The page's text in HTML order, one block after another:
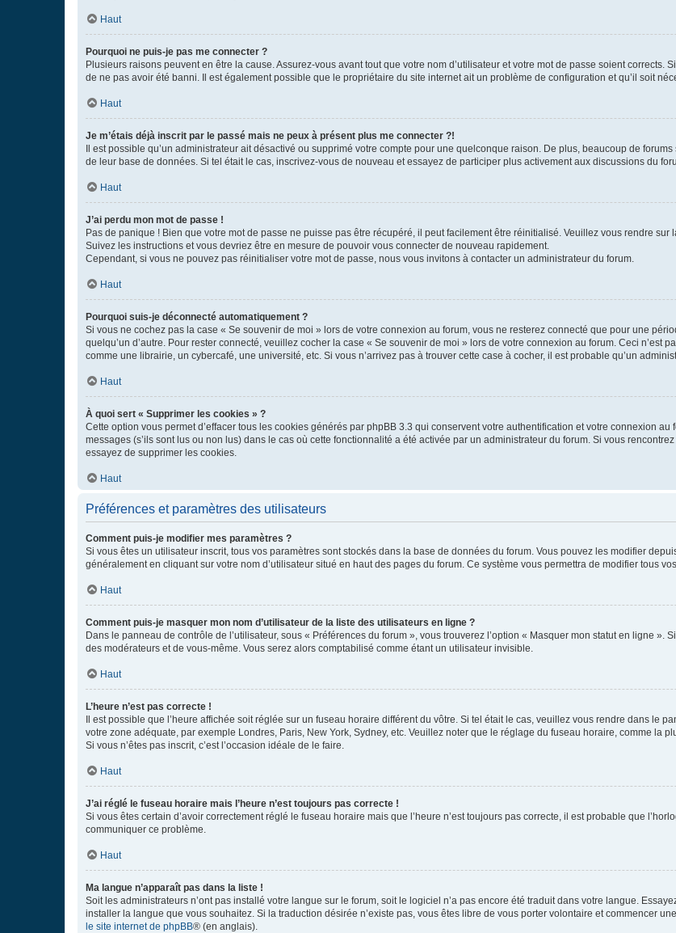
Haut
Pourquoi ne puis-je pas me connecter ?
Plusieurs raisons peuvent en être la cause. Assurez-vous avant tout que votre nom d’utilisateur et votre mot de passe soient corrects.
de ne pas avoir été banni. Il est également possible que le propriétaire du site internet ait un problème de configuration et qu’il soit
Haut
Je m’étais déjà inscrit par le passé mais ne peux à présent plus me connecter ?!
Il est possible qu’un administrateur ait désactivé ou supprimé votre compte pour une quelconque raison. De plus, beaucoup de
de leur base de données. Si tel était le cas, inscrivez-vous de nouveau et essayez de participer plus activement aux discussions du
Haut
J’ai perdu mon mot de passe !
Pas de panique ! Bien que votre mot de passe ne puisse pas être récupéré, il peut facilement être réinitialisé. Veuillez vous rendre sur
Suivez les instructions et vous devriez être en mesure de pouvoir vous connecter de nouveau rapidement.
Cependant, si vous ne pouvez pas réinitialiser votre mot de passe, nous vous invitons à contacter un administrateur du forum.
Haut
Pourquoi suis-je déconnecté automatiquement ?
Si vous ne cochez pas la case « Se souvenir de moi » lors de votre connexion au forum, vous ne resterez connecté que pour une
quelqu’un d’autre. Pour rester connecté, veuillez cocher la case « Se souvenir de moi » lors de votre connexion au forum. Ceci n’est
comme une librairie, un cybercafé, une université, etc. Si vous n’arrivez pas à trouver cette case à cocher, il est probable qu’un
Haut
À quoi sert « Supprimer les cookies » ?
Cette option vous permet d’effacer tous les cookies générés par phpBB 3.3 qui conservent votre authentification et votre connexion
messages (s’ils sont lus ou non lus) dans le cas où cette fonctionnalité a été activée par un administrateur du forum. Si vous
essayez de supprimer les cookies.
Haut
Préférences et paramètres des utilisateurs
Comment puis-je modifier mes paramètres ?
Si vous êtes un utilisateur inscrit, tous vos paramètres sont stockés dans la base de données du forum. Vous pouvez les modifier
généralement en cliquant sur votre nom d’utilisateur situé en haut des pages du forum. Ce système vous permettra de modifier tous
Haut
Comment puis-je masquer mon nom d’utilisateur de la liste des utilisateurs en ligne ?
Dans le panneau de contrôle de l’utilisateur, sous « Préférences du forum », vous trouverez l’option « Masquer mon statut en ligne ».
des modérateurs et de vous-même. Vous serez alors comptabilisé comme étant un utilisateur invisible.
Haut
L’heure n’est pas correcte !
Il est possible que l’heure affichée soit réglée sur un fuseau horaire différent du vôtre. Si tel était le cas, veuillez vous rendre dans le
votre zone adéquate, par exemple Londres, Paris, New York, Sydney, etc. Veuillez noter que le réglage du fuseau horaire, comme la
Si vous n’êtes pas inscrit, c’est l’occasion idéale de le faire.
Haut
J’ai réglé le fuseau horaire mais l’heure n’est toujours pas correcte !
Si vous êtes certain d’avoir correctement réglé le fuseau horaire mais que l’heure n’est toujours pas correcte, il est probable que
communiquer ce problème.
Haut
Ma langue n’apparaît pas dans la liste !
Soit les administrateurs n’ont pas installé votre langue sur le forum, soit le logiciel n’a pas encore été traduit dans votre langue.
installer la langue que vous souhaitez. Si la traduction désirée n’existe pas, vous êtes libre de vous porter volontaire et commencer
le site internet de phpBB® (en anglais).